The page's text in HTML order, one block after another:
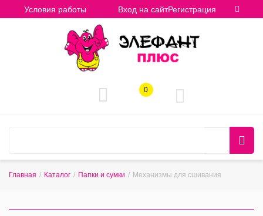
Условия работы Вход на сайтРегистрация
0
Главная / Каталог / Папки и сумки / Механизмы для сшивания